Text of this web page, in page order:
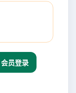
会员登录